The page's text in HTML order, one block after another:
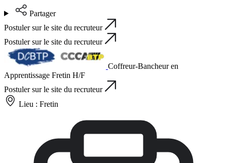
Partager
Postuler sur le site du recruteur
Postuler sur le site du recruteur
Coffreur-Bancheur en
Apprentissage Fretin H/F
Postuler sur le site du recruteur
Lieu : Fretin